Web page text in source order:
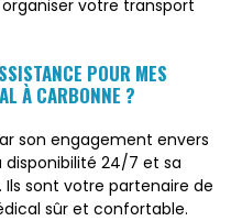
votre transport
POUR MES
À CARBONNE ?
son engagement envers
24/7 et sa
sont votre partenaire de
sûr et confortable.